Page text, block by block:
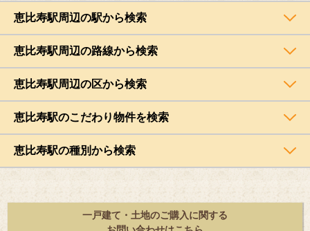
恵比寿駅周辺の駅から検索
恵比寿駅周辺の路線から検索
恵比寿駅周辺の区から検索
恵比寿駅のこだわり物件を検索
恵比寿駅の種別から検索
一戸建て・土地のご購入に関する